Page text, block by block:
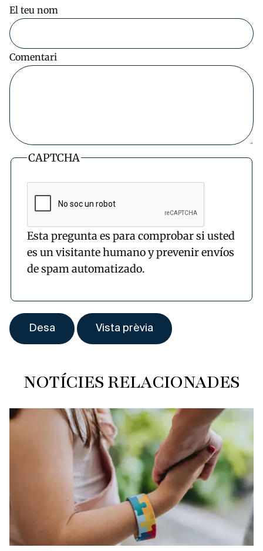
El teu nom
Comentari
CAPTCHA
Esta pregunta es para comprobar si usted
es un visitante humano y prevenir envíos
de spam automatizado.
NOTÍCIES RELACIONADES